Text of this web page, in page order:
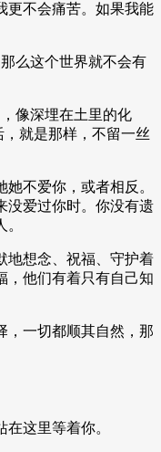
更不会痛苦。如果我能
么这个世界就不会有
像深埋在土里的化
就是那样，不留一丝
不爱你，或者相反。
没爱过你时。你没有遗
地想念、祝福、守护着
，他们有着只有自己知
，一切都顺其自然，那
这里等着你。